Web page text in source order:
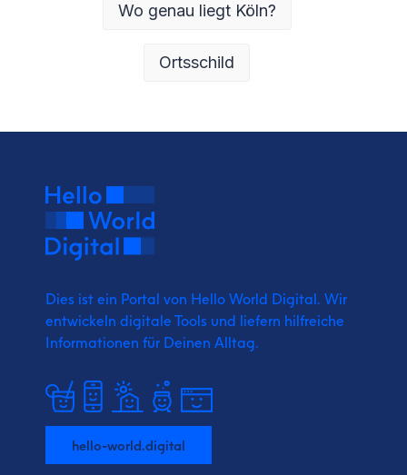
Wo genau liegt Köln?
Ortsschild
Dies ist ein Portal von Hello World Digital. Wir
entwickeln digitale Tools und liefern hilfreiche
Informationen für Deinen Alltag.
hello-world.digital